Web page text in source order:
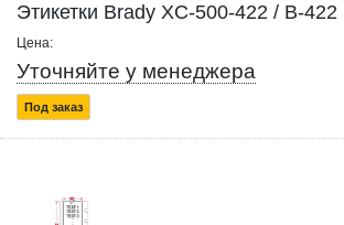
Этикетки Brady XC-500-422 / B-422
Цена:
Уточняйте у менеджера
Под заказ